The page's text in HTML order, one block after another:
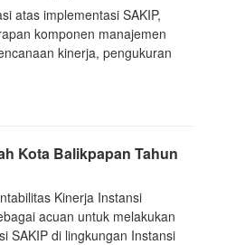
atas implementasi SAKIP,
komponen manajemen
kinerja, pengukuran
Kota Balikpapan Tahun
Kinerja Instansi
acuan untuk melakukan
SAKIP di lingkungan Instansi